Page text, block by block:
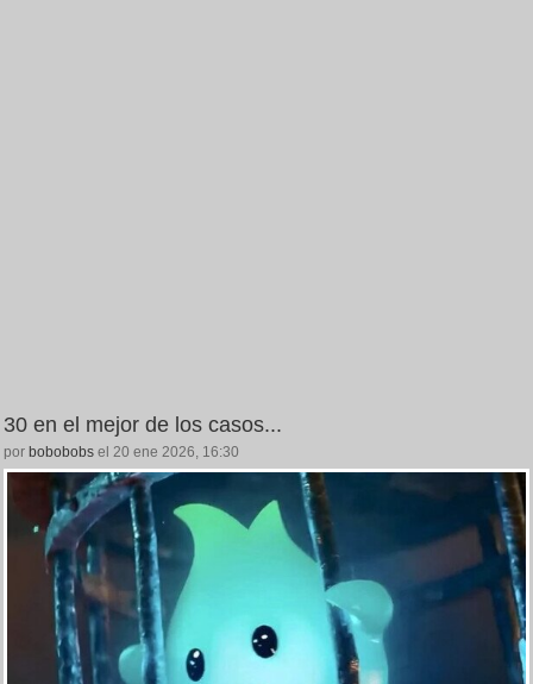
30 en el mejor de los casos...
por bobobobs el 20 ene 2026, 16:30